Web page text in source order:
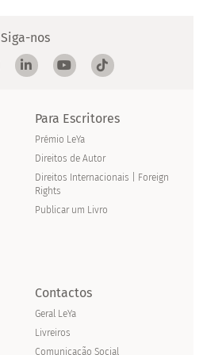
Siga-nos
Para Escritores
Prémio LeYa
Direitos de Autor
Direitos Internacionais | Foreign
Rights
Publicar um Livro
Contactos
Geral LeYa
Livreiros
Comunicação Social